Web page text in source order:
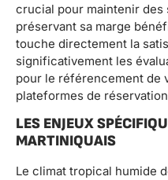
crucial pour maintenir des
préservant sa marge
touche directement la
significativement les
pour le référencement de
plateformes de
LES ENJEUX
MARTINIQUAIS
Le climat tropical humide